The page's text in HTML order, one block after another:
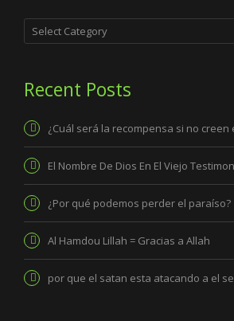
Categories
Recent Posts
¿Cuál será la recompensa si no creen
El Nombre De Dios En El Viejo
¿Por qué podemos perder el paraíso?
Al Hamdou Lillah = Gracias a Allah
por que el satan esta atacando a el